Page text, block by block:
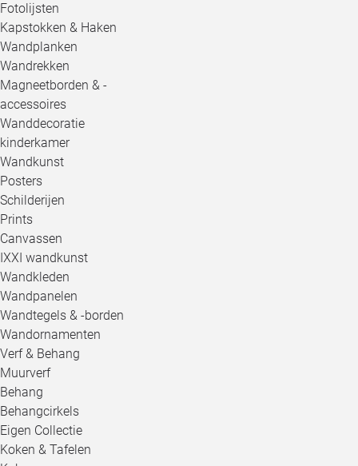
Fotolijsten
Kapstokken & Haken
Wandplanken
Wandrekken
Magneetborden & -
accessoires
Wanddecoratie
kinderkamer
Wandkunst
Posters
Schilderijen
Prints
Canvassen
IXXI wandkunst
Wandkleden
Wandpanelen
Wandtegels & -borden
Wandornamenten
Verf & Behang
Muurverf
Behang
Behangcirkels
Eigen Collectie
Koken & Tafelen